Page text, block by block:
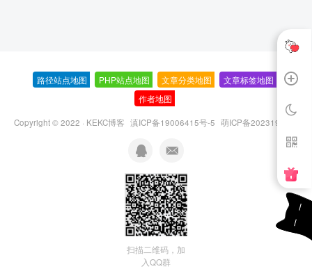
路径站点地图 PHP站点地图 文章分类地图 文章标签地图
作者地图
Copyright © 2022 · KEKC博客 滇ICP备19006415号-5 萌ICP备20231995号
扫描二维码，加
入QQ群